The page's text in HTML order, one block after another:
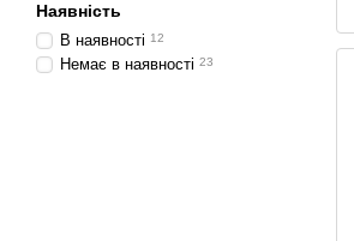
Наявність
В наявності 12
Немає в наявності 23